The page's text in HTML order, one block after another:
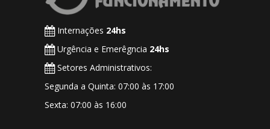
Internações 24hs
Urgência e Emerêgncia 24hs
Setores Administrativos:
Segunda a Quinta: 07:00 às 17:00
Sexta: 07:00 às 16:00